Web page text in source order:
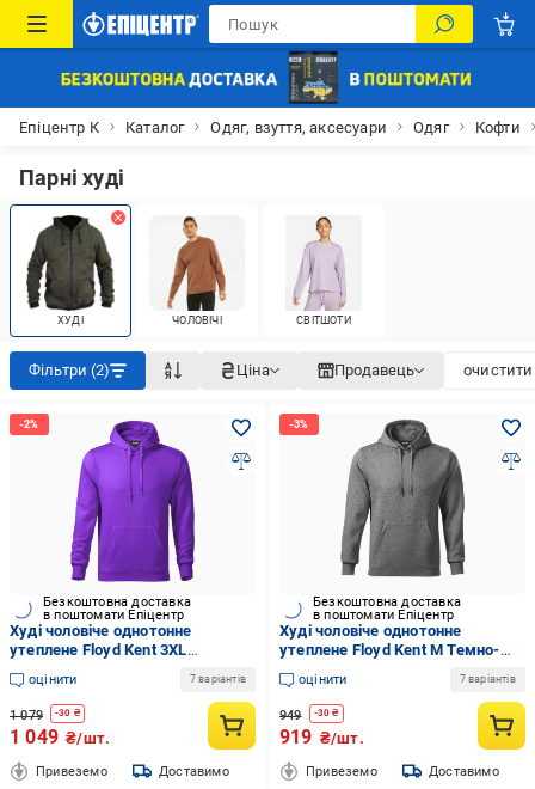
Епіцентр К Каталог Одяг, взуття, аксесуари Одяг Кофти
Парні худі
ХУДІ ЧОЛОВІЧІ СВІТШОТИ
Фільтри (2) Ціна Продавець очистити
Безкоштовна доставка
в поштомати Епіцентр
Худі чоловіче однотонне
утеплене Floyd Kent 3XL
Фіолетовий (7017-16-3XL)
оцінити 7 варіантів
1 079 -30 ₴
1 049 ₴/шт.
Привеземо Доставимо
Безкоштовна доставка
в поштомати Епіцентр
Худі чоловіче однотонне
утеплене Floyd Kent M Темно-
сірий (7017-88-M)
оцінити 7 варіантів
949 -30 ₴
919 ₴/шт.
Привеземо Доставимо